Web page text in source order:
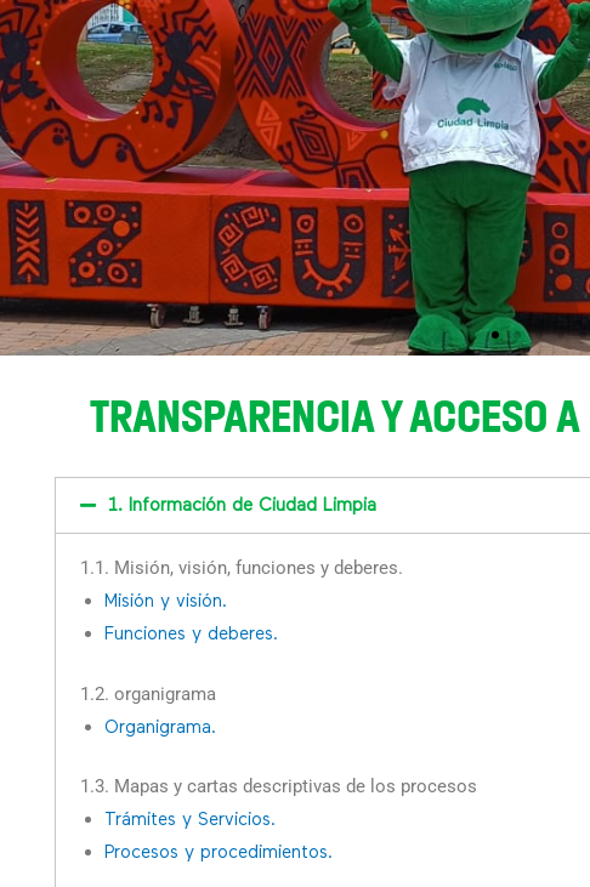
TRANSPARENCIA Y ACCESO
1. Información de Ciudad Limpia
1.1. Misión, visión, funciones y deberes.
Misión y visión.
Funciones y deberes.
1.2. organigrama
Organigrama.
1.3. Mapas y cartas descriptivas de los procesos
Trámites y Servicios.
Procesos y procedimientos.